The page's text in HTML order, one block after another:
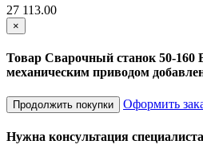
27 113.00
×
Товар Сварочный станок 50-160
механическим приводом
Продолжить покупки Оформить
Нужна консультация